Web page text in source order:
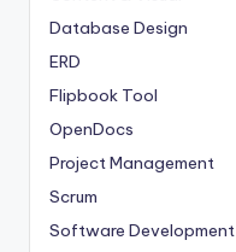
Database Design
ERD
Flipbook Tool
OpenDocs
Project Management
Scrum
Software Development